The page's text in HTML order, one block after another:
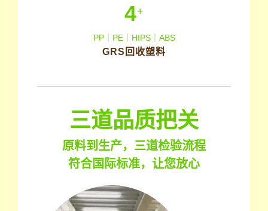
4+
PP｜PE｜HIPS｜ABS
GRS回收塑料
三道品质把关
原料到生产，三道检验流程
符合国际标准，让您放心